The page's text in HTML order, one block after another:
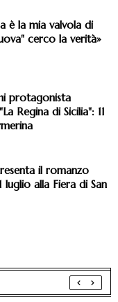
è la mia valvola di
cerco la verità»
protagonista
Regina di Sicilia": 11
il romanzo
luglio alla Fiera di San